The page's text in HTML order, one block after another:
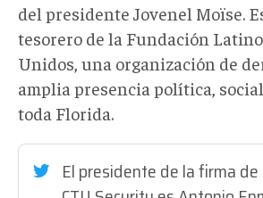
del presidente Jovenel Moïse.
tesorero de la Fundación
Unidos, una organización de
amplia presencia política,
toda Florida.
El presidente de la firma